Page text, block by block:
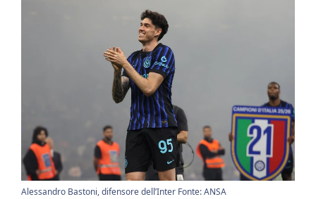
Alessandro Bastoni, difensore dell’Inter Fonte: ANSA